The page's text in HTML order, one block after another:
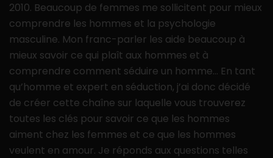
2010. Beaucoup de femmes me sollicitent pour mieux
comprendre les hommes et la psychologie
masculine. Mon franc-parler les aide beaucoup à
mieux savoir ce qui plaît aux hommes et à
comprendre comment séduire un homme… En tant
qu’homme et expert en séduction, j’ai donc décidé
de créer cette chaîne sur laquelle vous trouverez
toutes les clés pour savoir ce que les hommes
aiment chez les femmes et ce que les hommes
veulent en amour. Je réponds aux questions telles